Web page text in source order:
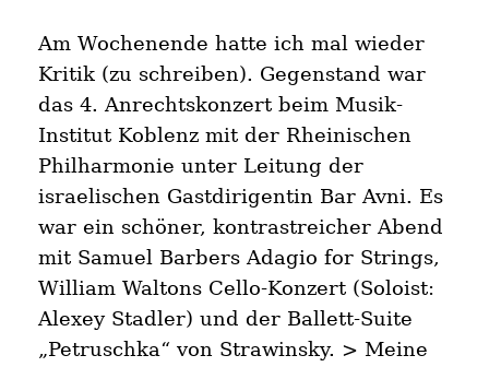
Am Wochenende hatte ich mal wieder
Kritik (zu schreiben). Gegenstand war
das 4. Anrechtskonzert beim Musik-
Institut Koblenz mit der Rheinischen
Philharmonie unter Leitung der
israelischen Gastdirigentin Bar Avni. Es
war ein schöner, kontrastreicher Abend
mit Samuel Barbers Adagio for Strings,
William Waltons Cello-Konzert (Soloist:
Alexey Stadler) und der Ballett-Suite
„Petruschka“ von Strawinsky. > Meine